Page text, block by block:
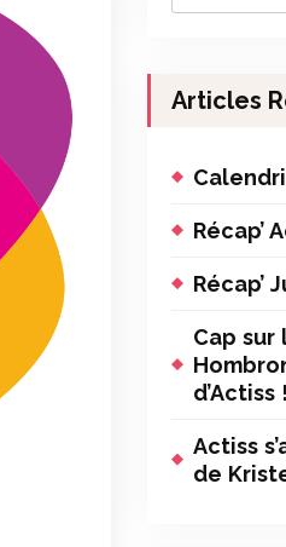
Articles
Récap’
Récap’
Cap sur
d’Actiss !
Actiss
de